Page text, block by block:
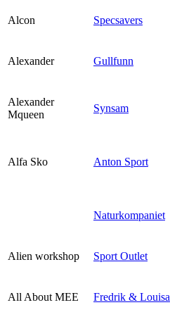
Alcon Specsavers
Alexander Gullfunn
Alexander
Mqueen
Synsam
Alfa Sko Anton Sport
Naturkompaniet
Alien workshop
Sport Outlet
All About MEE Fredrik & Louisa